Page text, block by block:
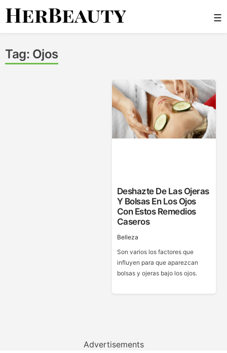
Skip
☰
Tag: Ojos
Deshazte De Las Ojeras
Y Bolsas En Los Ojos
Con Estos Remedios
Caseros
Belleza
Son varios los factores que
influyen para que aparezcan
bolsas y ojeras bajo los ojos.
Advertisements